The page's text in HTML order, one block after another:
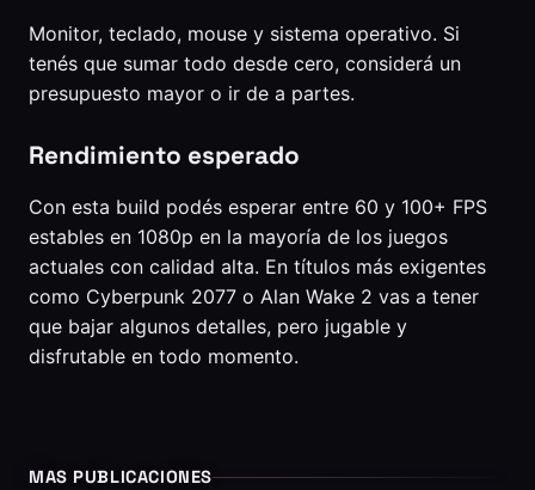
Monitor, teclado, mouse y sistema operativo. Si
tenés que sumar todo desde cero, considerá un
presupuesto mayor o ir de a partes.
Rendimiento esperado
Con esta build podés esperar entre 60 y 100+ FPS
estables en 1080p en la mayoría de los juegos
actuales con calidad alta. En títulos más exigentes
como Cyberpunk 2077 o Alan Wake 2 vas a tener
que bajar algunos detalles, pero jugable y
disfrutable en todo momento.
MAS PUBLICACIONES